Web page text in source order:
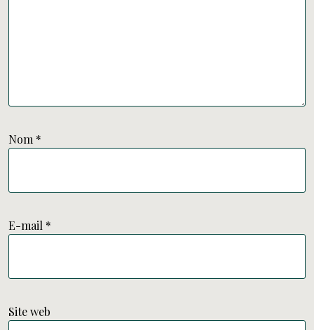
Nom *
E-mail *
Site web